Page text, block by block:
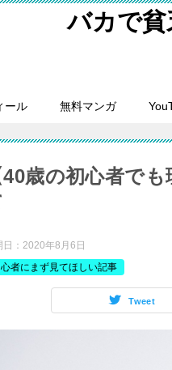
バカで
ール 無料マンガ
40歳の初心者で
： 2020年8月6日
者にまず見てほしい記事
Tweet